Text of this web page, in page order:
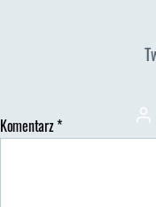
Komentarz*